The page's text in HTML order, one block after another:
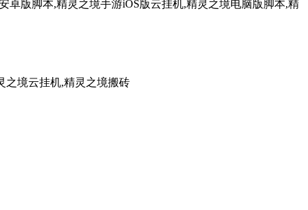
卓版脚本,精灵之境手游iOS版云挂机,精灵之境电脑版脚本,精
之境云挂机,精灵之境搬砖